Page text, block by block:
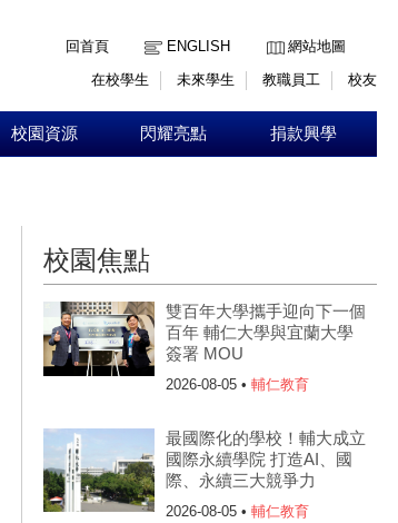
回首頁
ENGLISH
網站地圖
在校學生
未來學生 教職員工 校友
校園資源 閃耀亮點 捐款興學
校園焦點
雙百年大學攜手迎向下一個
百年 輔仁大學與宜蘭大學
簽署 MOU
2026-08-05 • 輔仁教育
最國際化的學校！輔大成立
國際永續學院 打造AI、國
際、永續三大競爭力
2026-08-05 • 輔仁教育